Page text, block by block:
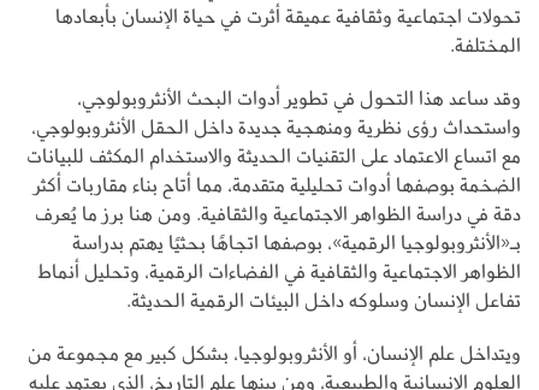
تحولات اجتماعية وثقافية عميقة أثرت في حياة الإنسان بأبعادها
المختلفة.
وقد ساعد هذا التحول في تطوير أدوات البحث الأنثروبولوجي،
واستحداث رؤى نظرية ومنهجية جديدة داخل الحقل الأنثروبولوجي،
مع اتساع الاعتماد على التقنيات الحديثة والاستخدام المكثف للبيانات
الضخمة بوصفها أدوات تحليلية متقدمة، مما أتاح بناء مقاربات أكثر
دقة في دراسة الظواهر الاجتماعية والثقافية. ومن هنا برز ما يُعرف
بـ«الأنثروبولوجيا الرقمية»، بوصفها اتجاهًا بحثيًا يهتم بدراسة
الظواهر الاجتماعية والثقافية في الفضاءات الرقمية، وتحليل أنماط
تفاعل الإنسان وسلوكه داخل البيئات الرقمية الحديثة.
ويتداخل علم الإنسان، أو الأنثروبولوجيا، بشكل كبير مع مجموعة من
العلوم الإنسانية والطبيعية، ومن بينها علم التاريخ، الذي يعتمد عليه